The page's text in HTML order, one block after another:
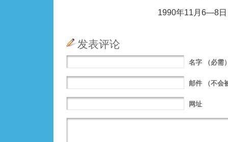
1990年11月6—8日
发表评论
名字 （必需
邮件 （不会
网址